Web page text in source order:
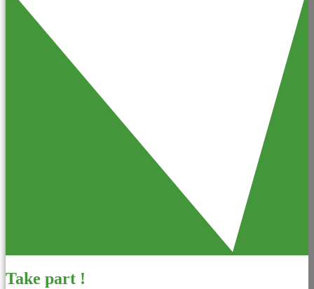
Take part !